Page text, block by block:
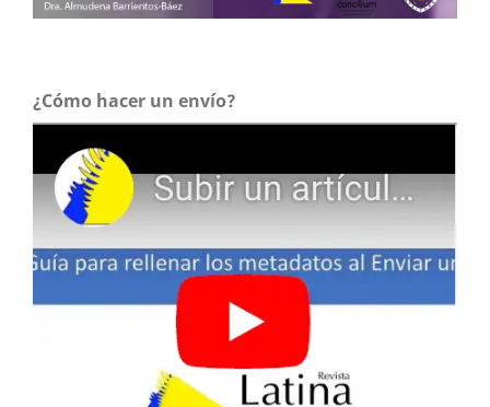
¿Cómo hacer un envío?